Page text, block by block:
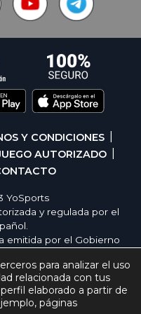
Y CONDICIONES
AUTORIZADO
YoSports
y regulada por el
emitida por el Gobierno
juegos online. El juego
finalidad es ofrecer
en nuestra página
las pautas
para analizar el uso
relacionada con tus
elaborado a partir de
páginas